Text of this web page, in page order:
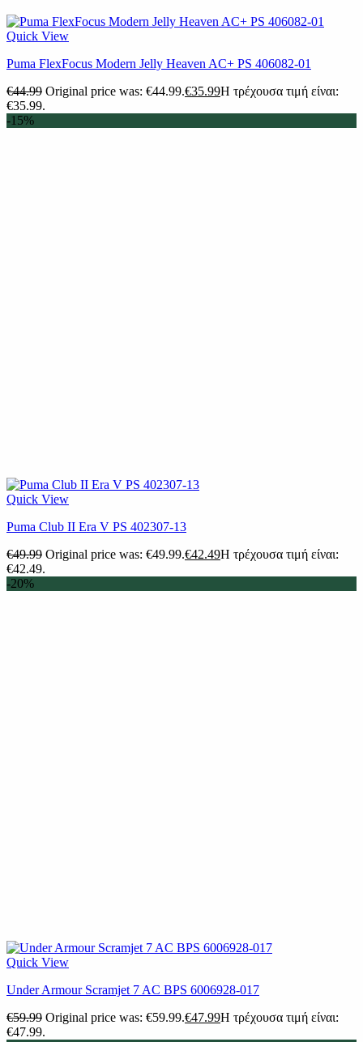
Quick View
Puma FlexFocus Modern Jelly Heaven AC+ PS 406082-01
€44.99 Original price was: €44.99.€35.99Η τρέχουσα τιμή είναι:
€35.99.
-15%
Quick View
Puma Club II Era V PS 402307-13
€49.99 Original price was: €49.99.€42.49Η τρέχουσα τιμή είναι:
€42.49.
-20%
Quick View
Under Armour Scramjet 7 AC BPS 6006928-017
€59.99 Original price was: €59.99.€47.99Η τρέχουσα τιμή είναι:
€47.99.